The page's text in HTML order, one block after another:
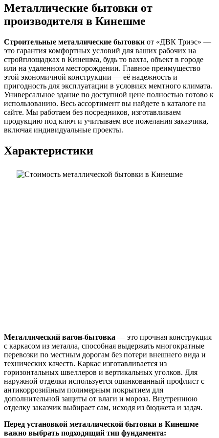
Металлические бытовки от
производителя в Кинешме
Строительные металлические бытовки от «ДВК Триэс» —
это гарантия комфортных условий для ваших рабочих на
стройплощадках в Кинешма, будь то вахта, объект в городе
или на удаленном месторождении. Главное преимущество
этой экономичной конструкции — её надежность и
пригодность для эксплуатации в условиях мемтного климата.
Универсальное здание по доступной цене полностью готово к
использованию. Весь ассортимент вы найдете в каталоге на
сайте. Мы работаем без посредников, изготавливаем
продукцию под ключ и учитываем все пожелания заказчика,
включая индивидуальные проекты.
Характеристики
Металлический вагон-бытовка — это прочная конструкция
с каркасом из металла, способная выдержать многократные
перевозки по местным дорогам без потери внешнего вида и
технических качеств. Каркас изготавливается из
горизонтальных швеллеров и вертикальных уголков. Для
наружной отделки используется оцинкованный профлист с
антикоррозийным полимерным покрытием для
дополнительной защиты от влаги и мороза. Внутреннюю
отделку заказчик выбирает сам, исходя из бюджета и задач.
Перед установкой металлической бытовки в Кинешме
важно выбрать подходящий тип фундамента: